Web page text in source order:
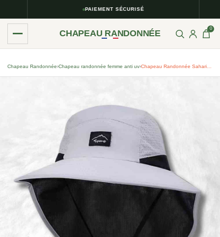
PAIEMENT SÉCURISÉ
CHAPEAU RANDONNÉE 0
Chapeau Randonnée›Chapeau randonnée femme anti uv​›